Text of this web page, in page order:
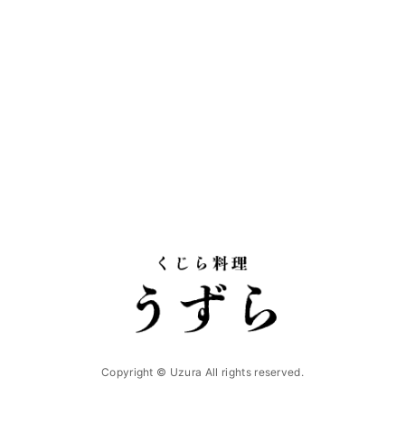
Copyright © Uzura All rights reserved.